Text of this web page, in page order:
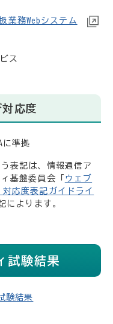
業務Webシステム
ス
応度
準拠
表記は、情報通信ア
基盤委員会「 ウェブ
応度表記ガイドライ
によります。
試験結果
験結果